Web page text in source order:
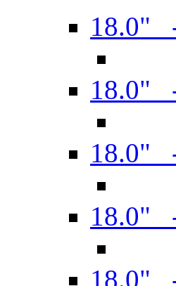
18.0"
18.0"
18.0"
18.0"
18.0"